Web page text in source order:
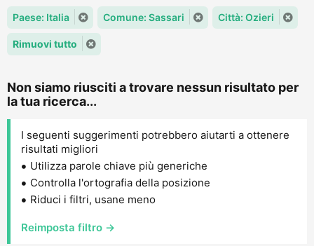
Paese: Italia Comune: Sassari Città: Ozieri
Rimuovi tutto
Non siamo riusciti a trovare nessun risultato per
la tua ricerca...
I seguenti suggerimenti potrebbero aiutarti a ottenere
risultati migliori
Utilizza parole chiave più generiche
Controlla l'ortografia della posizione
Riduci i filtri, usane meno
Reimposta filtro →